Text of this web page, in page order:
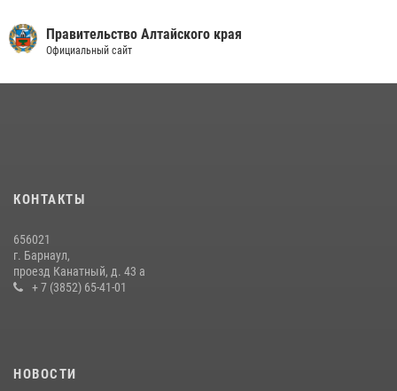
Правительство Алтайского края
Официальный сайт
КОНТАКТЫ
656021
г. Барнаул,
проезд Канатный, д. 43 а
+ 7 (3852) 65-41-01
НОВОСТИ